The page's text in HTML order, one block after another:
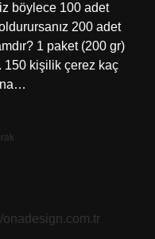
böylece 100 adet
200 adet
1 paket (200 gr)
150 kişilik çerez kaç
onadesign.com.tr